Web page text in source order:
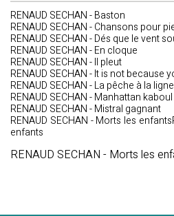
RENAUD SECHAN - Baston
RENAUD SECHAN - Chansons pour
RENAUD SECHAN - Dés que le vent
RENAUD SECHAN - En cloque
RENAUD SECHAN - Il pleut
RENAUD SECHAN - It is not because
RENAUD SECHAN - La pêche à la ligne
RENAUD SECHAN - Manhattan kaboul
RENAUD SECHAN - Mistral gagnant
RENAUD SECHAN - Morts les
enfants
RENAUD SECHAN - Morts les